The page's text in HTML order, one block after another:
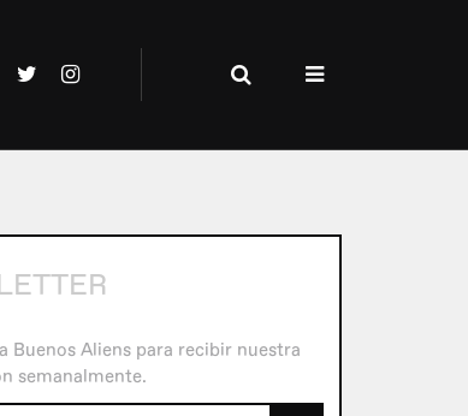
Buenos Aliens para recibir nuestra
semanalmente.